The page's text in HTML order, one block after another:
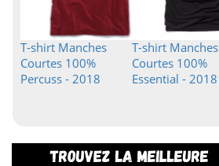
T-shirt Manches
Courtes 100%
Percuss - 2018
T-shirt Manches
Courtes 100%
Essential - 2018